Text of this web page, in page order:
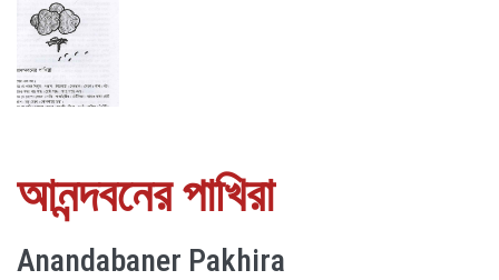
আনন্দবনের পাখিরা
Anandabaner Pakhira